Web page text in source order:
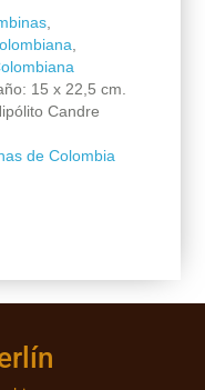
,
15 x 22,5 cm.
Candre
de Colombia